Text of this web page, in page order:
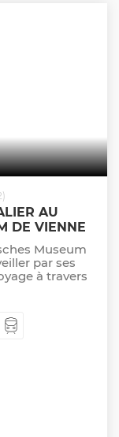
AU
DE VIENNE
Museum
par ses
à travers